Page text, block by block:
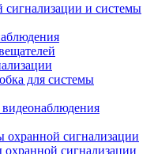
и системы
для системы
видеонаблюдения
охранной сигнализации
сигнализации